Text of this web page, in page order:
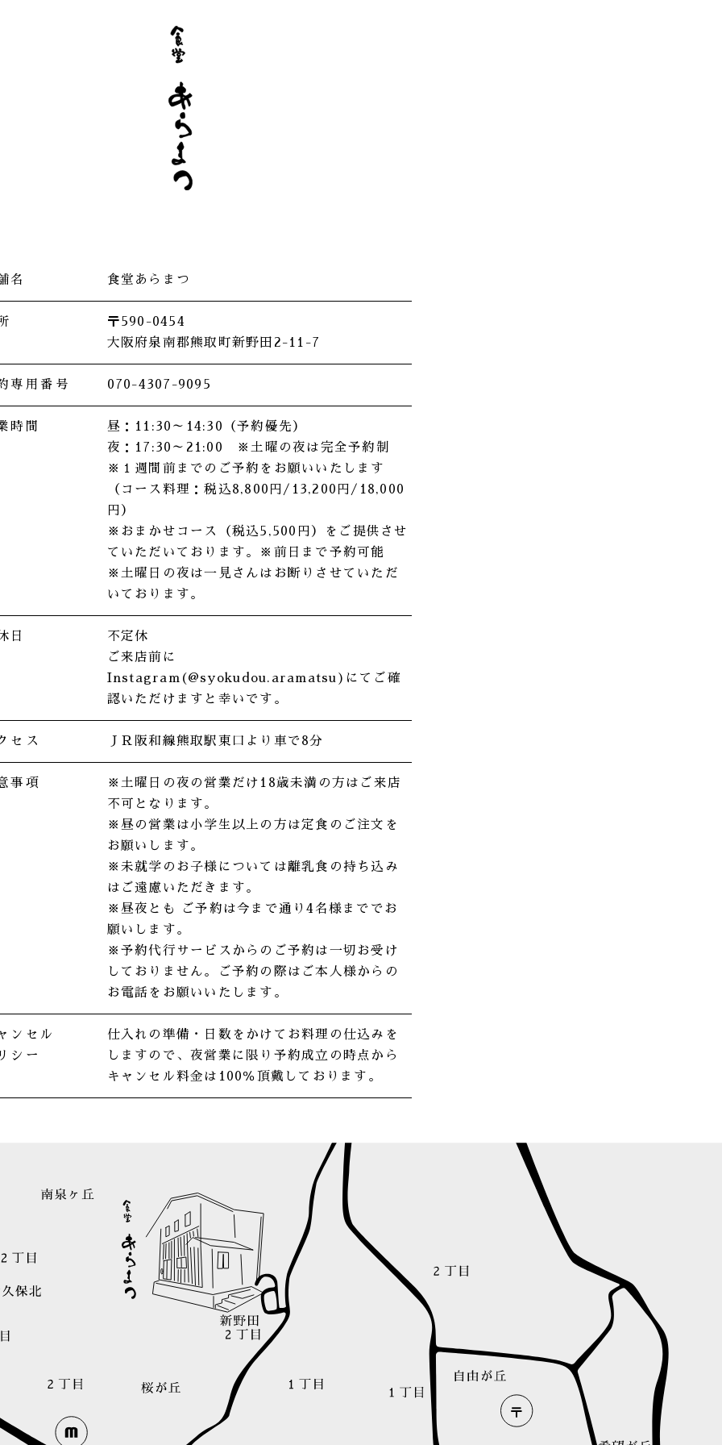
名 食堂あらまつ
〒​590-0454
大阪府泉南郡熊取町新野田2-11-7
専用番号 070-4307-9095
時間
昼：11:30～14:30（予約優先）
夜：17:30～21:00 ※土曜の夜は完全予約制
※１週間前までのご予約をお願いいたします
（コース料理：税込8,800円/13,200円/18,000
円）
※おまかせコース（税込5,500円）をご提供させ
ていただいております。※前日まで予約可能
※土曜日の夜は一見さんはお断りさせていただ
いております。
日
不定休
ご来店前に
Instagram(@syokudou.aramatsu) にてご確
認いただけますと幸いです。
セス ＪＲ阪和線熊取駅 東口より車で8分
事項
※土曜日の夜の営業だけ18歳未満の方はご来店
不可となります。
※昼の営業は小学生以上の方は定食のご注文を
お願いします。
※未就学のお子様については離乳食の持ち込み
はご遠慮いただきます。
※昼夜とも ご予約は今まで通り4名様まででお
願いします。
※予約代行サービスからのご予約は一切お受け
しておりません。ご予約の際はご本人様からの
お電話をお願いいたします。
ンセル
シー
仕入れの準備・日数をかけてお料理の仕込みを
しますので、夜営業に限り予約成立の時点から
キャンセル料金は100％頂戴しております。